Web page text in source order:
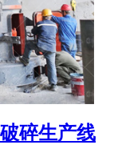
碎生产线